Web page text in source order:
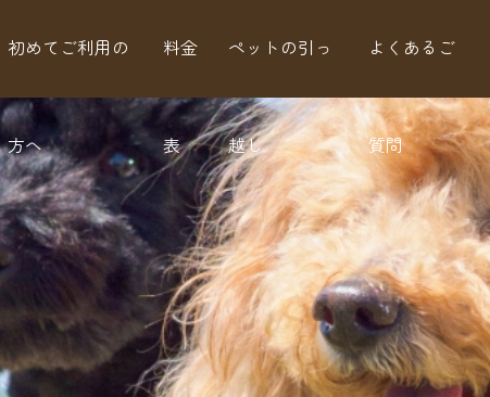
初めてご利用の
方へ
料金
表
ペットの引っ
越し
よくあるご
質問